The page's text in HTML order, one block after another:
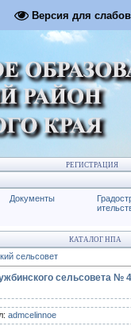
Версия для
РЕГИСТРАЦИЯ
Документы
КАТАЛОГ НПА
сельсовет
сельсовета №
: admcelinnoe